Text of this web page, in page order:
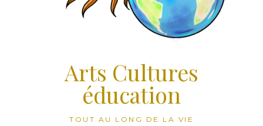
Arts Cultures
éducation
TOUT AU LONG DE LA VIE